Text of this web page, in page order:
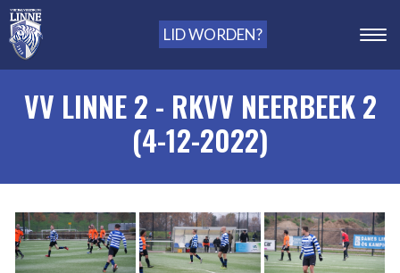
LID WORDEN?
VV LINNE 2 - RKVV NEERBEEK 2
(4-12-2022)